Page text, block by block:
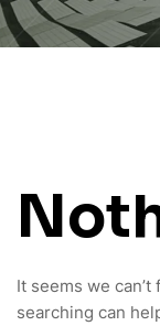
It seems we
searching can